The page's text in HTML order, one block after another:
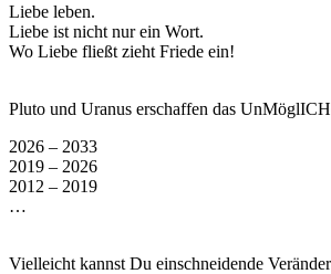
Liebe leben.
Liebe ist nicht nur ein Wort.
Wo Liebe fließt zieht Friede ein!
Pluto und Uranus erschaffen das
2026 – 2033
2019 – 2026
2012 – 2019
…
Vielleicht kannst Du einschneidende